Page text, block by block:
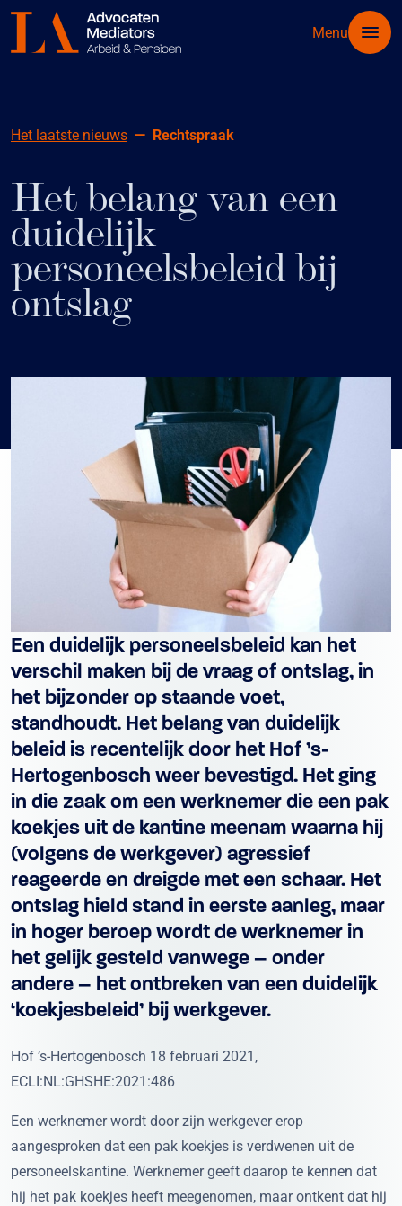
Menu
Het laatste nieuws Rechtspraak
Het belang van een
duidelijk
personeelsbeleid bij
ontslag
Een duidelijk personeelsbeleid kan het
verschil maken bij de vraag of ontslag, in
het bijzonder op staande voet,
standhoudt. Het belang van duidelijk
beleid is recentelijk door het Hof ’s-
Hertogenbosch weer bevestigd. Het ging
in die zaak om een werknemer die een pak
koekjes uit de kantine meenam waarna hij
(volgens de werkgever) agressief
reageerde en dreigde met een schaar. Het
ontslag hield stand in eerste aanleg, maar
in hoger beroep wordt de werknemer in
het gelijk gesteld vanwege – onder
andere – het ontbreken van een duidelijk
‘koekjesbeleid’ bij werkgever.
Hof ’s-Hertogenbosch 18 februari 2021,
ECLI:NL:GHSHE:2021:486
Een werknemer wordt door zijn werkgever erop
aangesproken dat een pak koekjes is verdwenen uit de
personeelskantine. Werknemer geeft daarop te kennen dat
hij het pak koekjes heeft meegenomen, maar ontkent dat hij